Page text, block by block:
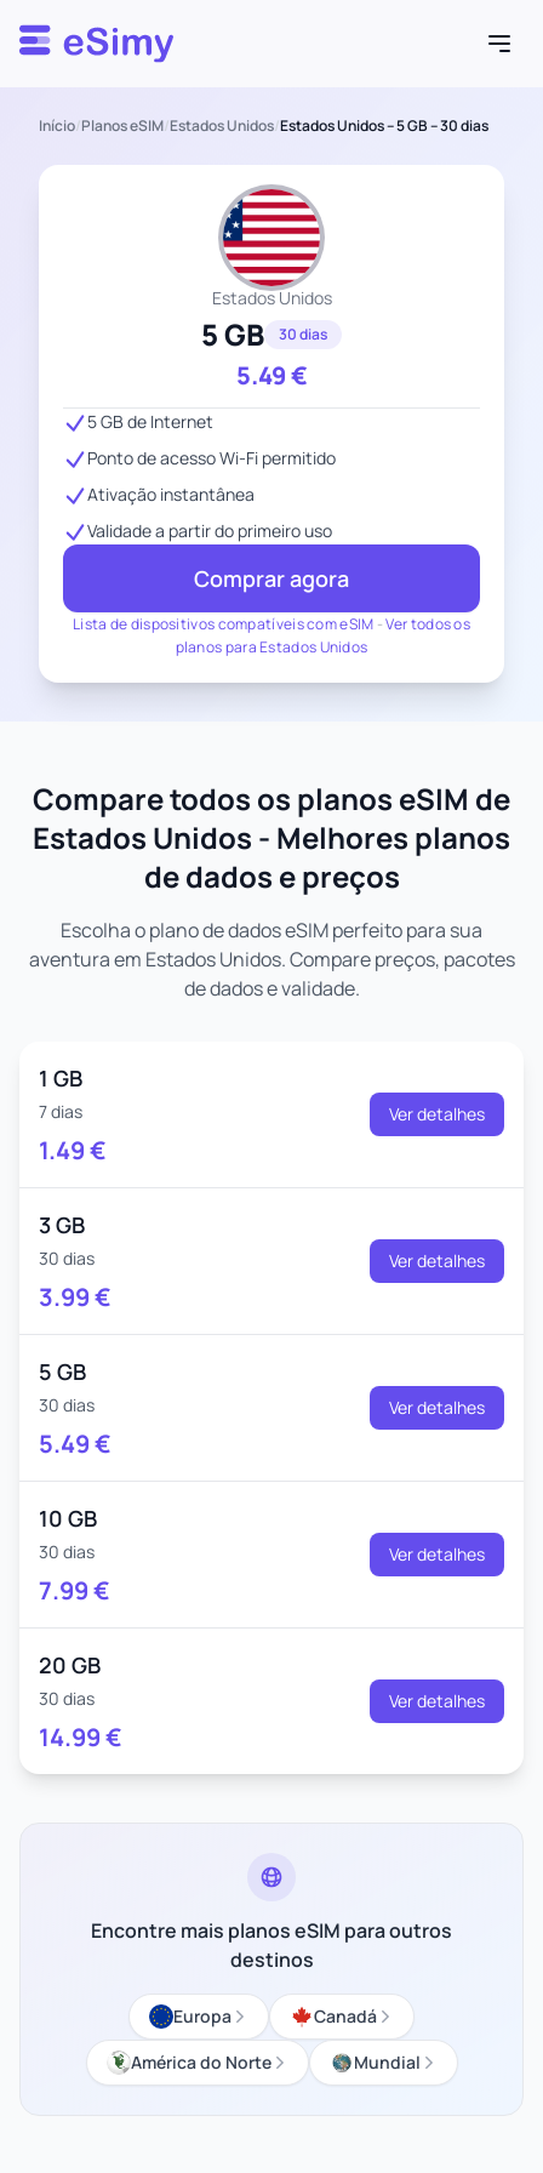
Esimy
Início/Planos eSIM/Estados Unidos/Estados Unidos – 5 GB – 30 dias
Estados Unidos
5 GB 30 dias
5.49€
Lista de dispositivos compatíveis com eSIM -Ver todos os
planos para Estados Unidos
5 GB de Internet
Ponto de acesso Wi-Fi permitido
Ativação instantânea
Validade a partir do primeiro uso
Comprar agora
Compare todos os planos eSIM de
Estados Unidos - Melhores planos
de dados e preços
Escolha o plano de dados eSIM perfeito para sua
aventura em Estados Unidos. Compare preços, pacotes
de dados e validade.
1 GB
7 dias
1.49€
Ver detalhes
3 GB
30 dias
3.99€
Ver detalhes
5 GB
30 dias
5.49€
Ver detalhes
10 GB
30 dias
7.99€
Ver detalhes
20 GB
30 dias
14.99€
Ver detalhes
Encontre mais planos eSIM para outros
destinos
Europa
Canadá
América do Norte
Mundial